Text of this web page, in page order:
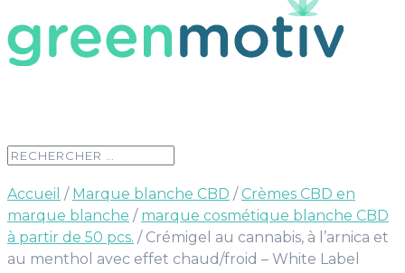
Accueil / Marque blanche CBD /Crèmes CBD en
marque blanche / marque cosmétique blanche CBD
à partir de 50 pcs. / Crémigel au cannabis, à l’arnica et
au menthol avec effet chaud/froid – White Label